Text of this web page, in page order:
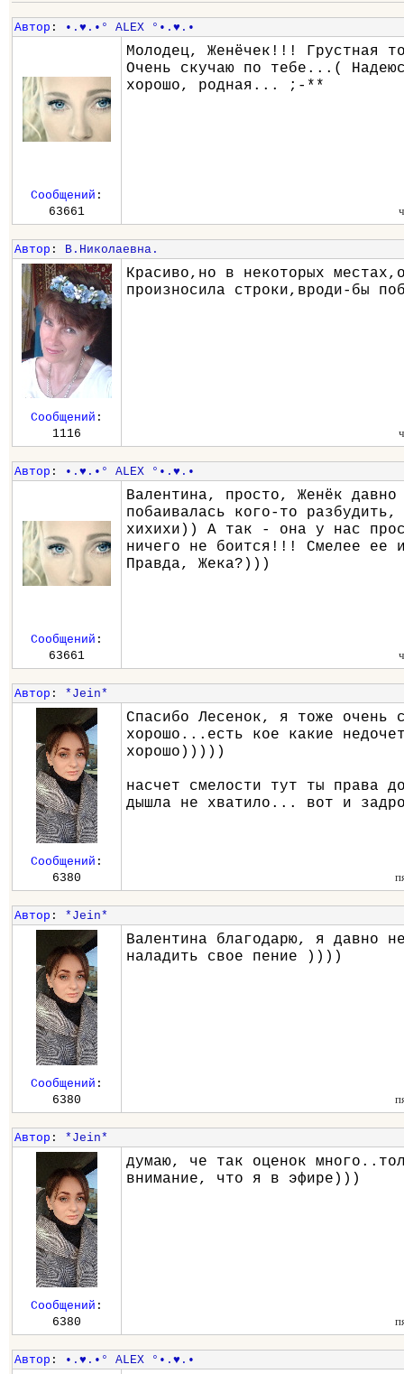
Автор : •.♥.•° ALEX °•.♥.•
Молодец, Женёчек!!! Грустная
Очень скучаю по тебе...(
хорошо, родная... ;-**
Сообщений :
63661
Автор : В.Николаевна.
Красиво,но в некоторых
произносила строки,вроди-бы
Сообщений :
1116
Автор : •.♥.•° ALEX °•.♥.•
Валентина, просто, Женёк
побаивалась кого-то
хихихи)) А так - она у нас
ничего не боится!!! Смелее ее
Правда, Жека?)))
Сообщений :
63661
Автор : *Jein*
Спасибо Лесенок, я тоже очень
хорошо...есть кое какие
хорошо)))))
насчет смелости тут ты права
дышла не хватило... вот и
Сообщений :
6380
Автор : *Jein*
Валентина благодарю, я давно
наладить свое пение ))))
Сообщений :
6380
Автор : *Jein*
думаю, че так оценок
внимание, что я в эфире)))
Сообщений :
6380
Автор : •.♥.•° ALEX °•.♥.•